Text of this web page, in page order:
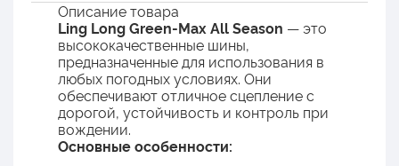
Описание товара
Ling Long Green-Max All Season — это
высококачественные шины,
предназначенные для использования в
любых погодных условиях. Они
обеспечивают отличное сцепление с
дорогой, устойчивость и контроль при
вождении.
Основные особенности: